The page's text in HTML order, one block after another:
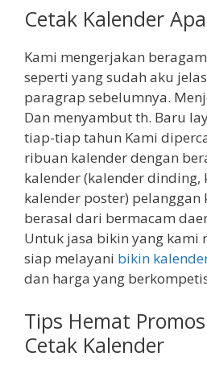
Cetak Kalender
Kami mengerjakan
seperti yang sudah aku
paragrap sebelumnya.
Dan menyambut th. Baru
tiap-tiap tahun Kami
ribuan kalender dengan
kalender (kalender dinding,
kalender poster) pelanggan
berasal dari bermacam
Untuk jasa bikin yang kami
siap melayani bikin
dan harga yang
Tips Hemat
Cetak Kalender